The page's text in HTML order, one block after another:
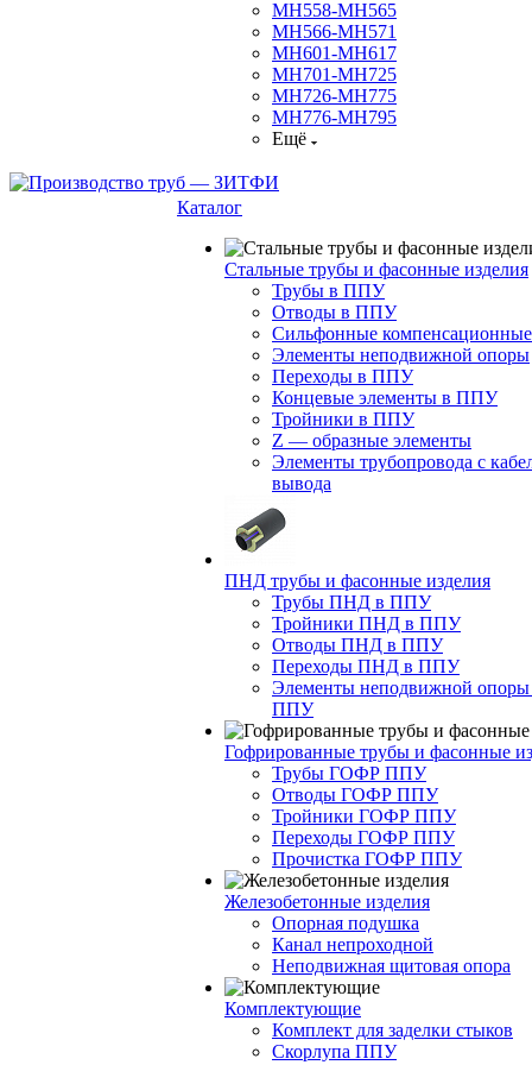
МН558-МН565
МН566-МН571
МН601-МН617
МН701-МН725
МН726-МН775
МН776-МН795
Ещё
Каталог
Стальные трубы и фасонные изделия
Трубы в ППУ
Отводы в ППУ
Сильфонные
Элементы неподвижной опоры
Переходы в ППУ
Концевые элементы в ППУ
Тройники в ППУ
Z — образные элементы
Элементы трубопровода с
вывода
ПНД трубы и фасонные изделия
Трубы ПНД в ППУ
Тройники ПНД в ППУ
Отводы ПНД в ППУ
Переходы ПНД в ППУ
Элементы неподвижной
ППУ
Гофрированные трубы и фасонные
Трубы ГОФР ППУ
Отводы ГОФР ППУ
Тройники ГОФР ППУ
Переходы ГОФР ППУ
Прочистка ГОФР ППУ
Железобетонные изделия
Опорная подушка
Канал непроходной
Неподвижная щитовая опора
Комплектующие
Комплект для заделки стыков
Скорлупа ППУ